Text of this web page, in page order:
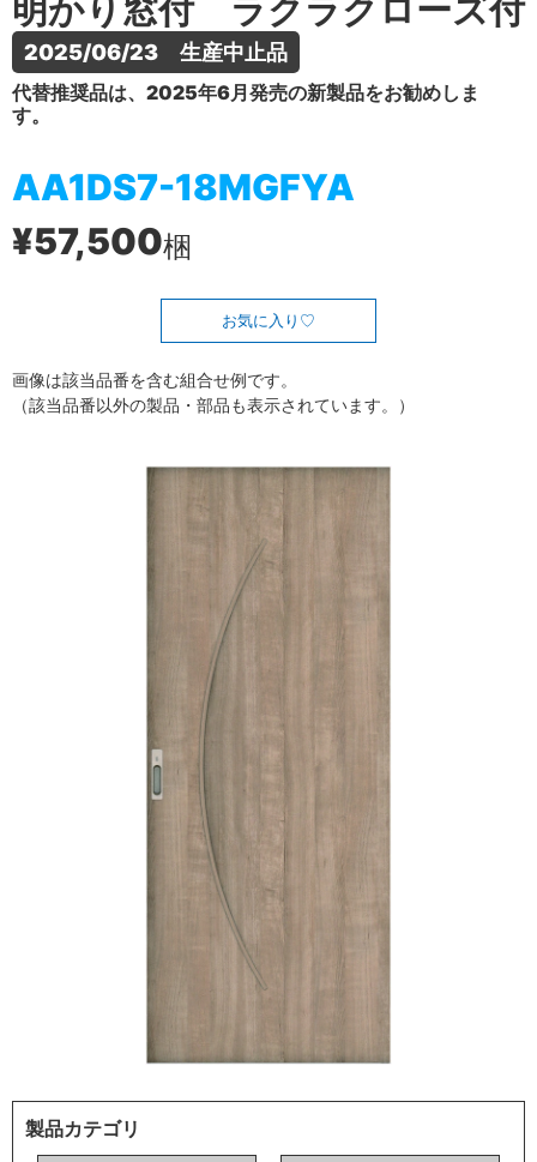
明かり窓付 ラクラクローズ付
2025/06/23　生産中止品
代替推奨品は、2025年6月発売の新製品をお勧めしま
す。
AA1DS7-18MGFYA
¥57,500梱
お気に入り
画像は該当品番を含む組合せ例です。
（該当品番以外の製品・部品も表示されています。）
製品カテゴリ